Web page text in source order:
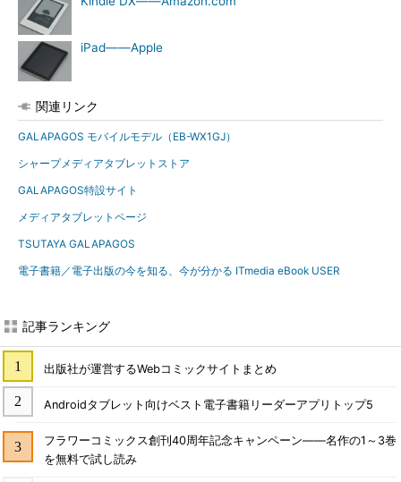
iPad――Apple
関連リンク
GALAPAGOS モバイルモデル（EB-WX1GJ）
シャープメディアタブレットストア
GALAPAGOS特設サイト
メディアタブレットページ
TSUTAYA GALAPAGOS
電子書籍／電子出版の今を知る、今が分かる ITmedia eBook USER
記事ランキング
出版社が運営するWebコミックサイトまとめ
Androidタブレット向けベスト電子書籍リーダーアプリトップ5
フラワーコミックス創刊40周年記念キャンペーン――名作の1～3巻
を無料で試し読み